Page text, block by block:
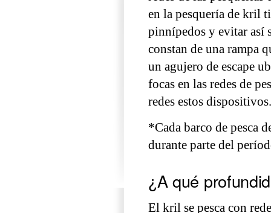
en la pesquería de kril
pinnípedos y evitar así
constan de una rampa
un agujero de escape
focas en las redes de
redes estos dispositivos.
*Cada barco de pesca
durante parte del
¿A qué
El kril se pesca con